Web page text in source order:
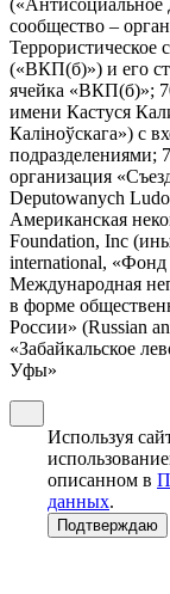
(«Антисоциальное
сообщество –
(«ВКП(б)») и его
ячейка «ВКП(б)»;
имени Кастуся
Калiноўскага») с
подразделениями;
организация
Deputowanych
Американская
Foundation, Inc
international,
Международная
в форме
России» (Russian
«Забайкальское
Уфы»
Используя
описанном в
данных.
Подтверждаю